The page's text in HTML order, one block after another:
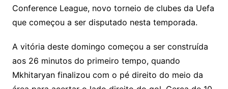
Conference League, novo torneio de clubes da Uefa
que começou a ser disputado nesta temporada.
A vitória deste domingo começou a ser construída
aos 26 minutos do primeiro tempo, quando
Mkhitaryan finalizou com o pé direito do meio da